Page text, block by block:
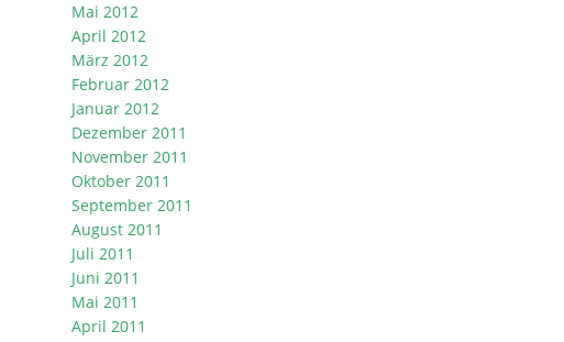
Mai 2012
April 2012
März 2012
Februar 2012
Januar 2012
Dezember 2011
November 2011
Oktober 2011
September 2011
August 2011
Juli 2011
Juni 2011
Mai 2011
April 2011